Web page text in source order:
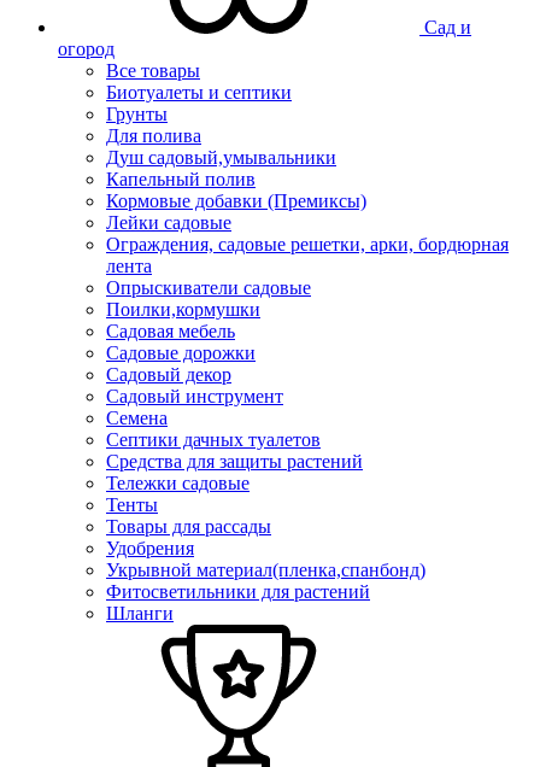
Сад и
огород
Все товары
Биотуалеты и септики
Грунты
Для полива
Душ садовый,умывальники
Капельный полив
Кормовые добавки (Премиксы)
Лейки садовые
Ограждения, садовые решетки, арки, бордюрная
лента
Опрыскиватели садовые
Поилки,кормушки
Садовая мебель
Садовые дорожки
Садовый декор
Садовый инструмент
Семена
Септики дачных туалетов
Средства для защиты растений
Тележки садовые
Тенты
Товары для рассады
Удобрения
Укрывной материал(пленка,спанбонд)
Фитосветильники для растений
Шланги